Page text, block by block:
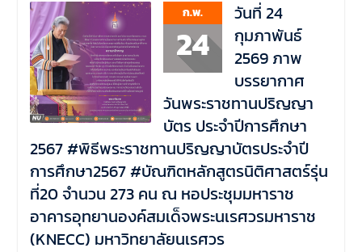
ก.พ.
24
วันที่ 24
กุมภาพันธ์
2569 ภาพ
บรรยากาศ
วันพระราชทานปริญญา
บัตร ประจำปีการศึกษา
2567 #พิธีพระราชทานปริญญาบัตรประจำปี
การศึกษา2567 #บัณฑิตหลักสูตรนิติศาสตร์รุ่น
ที่20 จำนวน 273 คน ณ หอประชุมมหาราช
อาคารอุทยานองค์สมเด็จพระนเรศวรมหาราช
(KNECC) มหาวิทยาลัยนเรศวร